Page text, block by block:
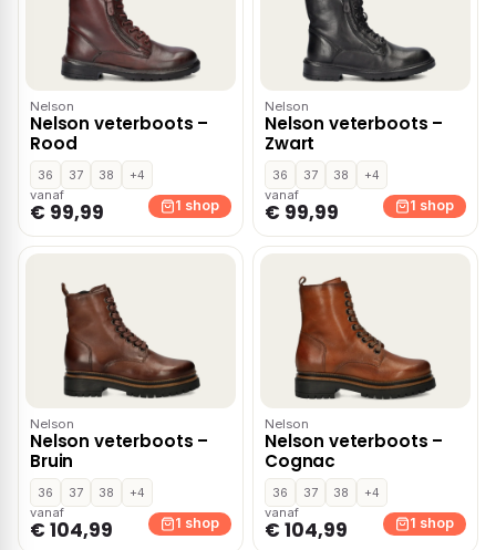
Nelson
Nelson veterboots –
Rood
36 37 38
+4
vanaf
€ 99,99 1 shop
Nelson
Nelson veterboots –
Zwart
36 37 38
+4
vanaf
€ 99,99 1 shop
Nelson
Nelson veterboots –
Bruin
36 37 38
+4
vanaf
€ 104,99 1 shop
Nelson
Nelson veterboots –
Cognac
36 37 38
+4
vanaf
€ 104,99 1 shop